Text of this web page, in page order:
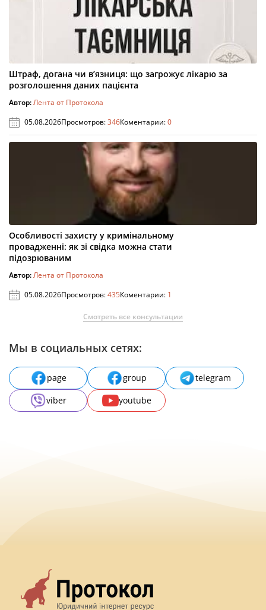
Штраф, догана чи в’язниця: що загрожує лікарю за
розголошення даних пацієнта
Автор:Лента от Протокола
05.08.2026Просмотров:346Коментарии:0
Особливості захисту у кримінальному
провадженні: як зі свідка можна стати
підозрюваним
Автор:Лента от Протокола
05.08.2026Просмотров:435Коментарии: 1
Смотреть все консультации
Мы в социальных сетях:
page group
telegram
viber
youtube